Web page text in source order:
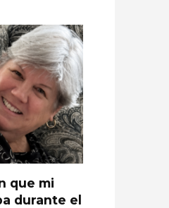
que mi
durante el